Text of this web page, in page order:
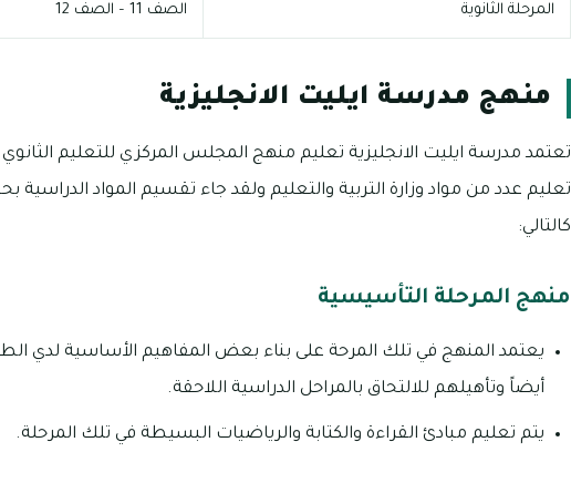
المرحلة الثانوية الصف 11 – الصف 12
منهج مدرسة ايليت الانجليزية
تعتمد مدرسة ايليت الانجليزية تعليم منهج المجلس المركزي للتعليم
تعليم عدد من مواد وزارة التربية والتعليم ولقد جاء تقسيم المواد
كالتالي:
منهج المرحلة التأسيسية
يعتمد المنهج في تلك المرحة على بناء بعض المفاهيم الأساسية لدي
أيضاً وتأهيلهم للالتحاق بالمراحل الدراسية اللاحقة.
يتم تعليم مبادئ القراءة والكتابة والرياضيات البسيطة في تلك المرحلة.